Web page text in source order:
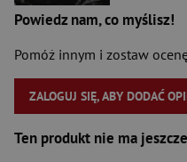
Powiedz nam, co myślisz!
Pomóż innym i zostaw
ZALOGUJ SIĘ, ABY DODAĆ
Ten produkt nie ma